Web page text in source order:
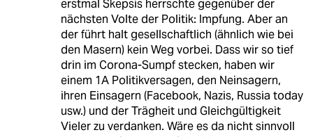
erstmal Skepsis herrschte gegenüber der
nächsten Volte der Politik: Impfung. Aber an
der führt halt gesellschaftlich (ähnlich wie bei
den Masern) kein Weg vorbei. Dass wir so tief
drin im Corona-Sumpf stecken, haben wir
einem 1A Politikversagen, den Neinsagern,
ihren Einsagern (Facebook, Nazis, Russia today
usw.) und der Trägheit und Gleichgültigkeit
Vieler zu verdanken. Wäre es da nicht sinnvoll